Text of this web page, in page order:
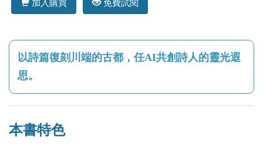
加入購買 免費試閱
以詩篇復刻川端的古都，任AI共創詩人的靈光遐
思。
本書特色